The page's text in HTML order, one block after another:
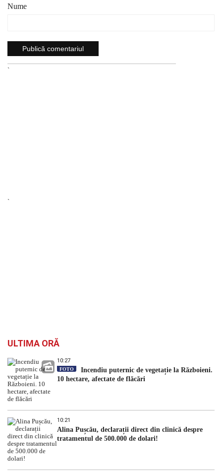
Nume
`
`
ULTIMA ORĂ
10:27
FOTO
Incendiu puternic de vegetație la Războieni.
10 hectare, afectate de flăcări
10:21
Alina Pușcău, declarații direct din clinică despre
tratamentul de 500.000 de dolari!